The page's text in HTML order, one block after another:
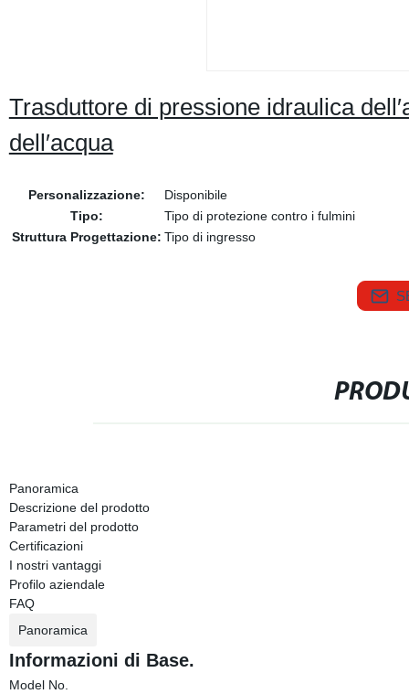
Trasduttore di pressione idraulica
dell′acqua
Personalizzazione:
Disponibile
Tipo:
Tipo di protezione contro i fulmini
Struttura Progettazione: Tipo di ingresso
Panoramica
Descrizione del prodotto
Parametri del prodotto
Certificazioni
I nostri vantaggi
Profilo aziendale
FAQ
Panoramica
Informazioni di Base.
Model No.